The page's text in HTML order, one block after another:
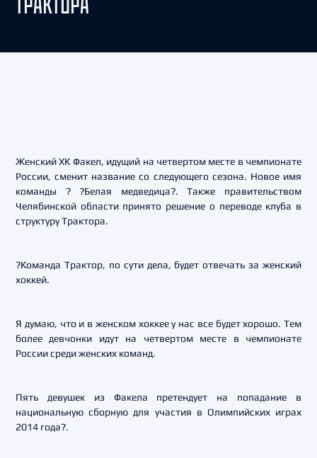
Женский ХК Факел, идущий на четвертом месте в чемпионате
России, сменит название со следующего сезона. Новое имя
команды ? ?Белая медведица?. Также правительством
Челябинской области принято решение о переводе клуба в
структуру Трактора.
?Команда Трактор, по сути дела, будет отвечать за женский
хоккей.
Я думаю, что и в женском хоккее у нас все будет хорошо. Тем
более девчонки идут на четвертом месте в чемпионате
России среди женских команд.
Пять девушек из Факела претендует на попадание в
национальную сборную для участия в Олимпийских играх
2014 года?.